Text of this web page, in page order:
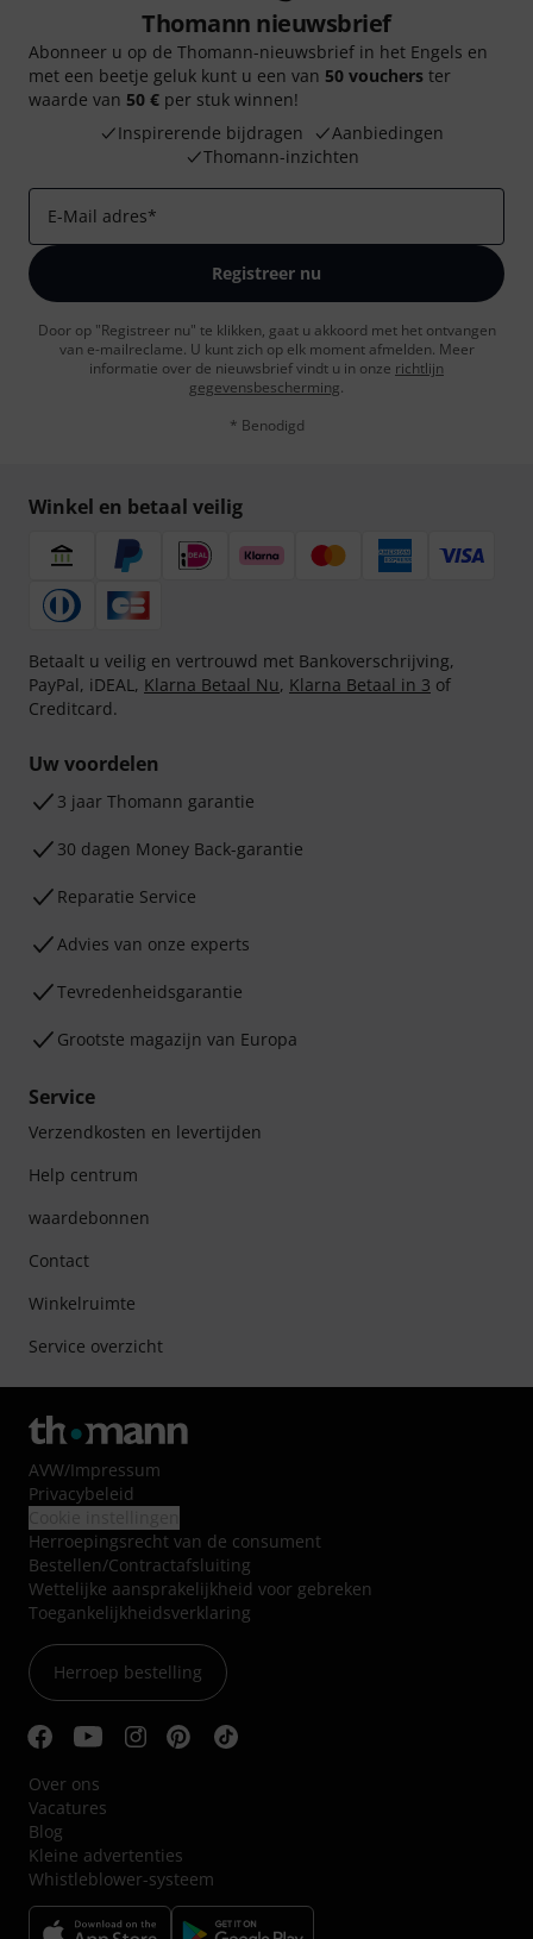
Thomann nieuwsbrief
Abonneer u op de Thomann-nieuwsbrief in het Engels en
met een beetje geluk kunt u een van 50 vouchers ter
waarde van 50 € per stuk winnen!
Inspirerende bijdragen
Aanbiedingen
Thomann-inzichten
E-Mail adres*
Registreer nu
Door op "Registreer nu" te klikken, gaat u akkoord met het ontvangen
van e-mailreclame. U kunt zich op elk moment afmelden. Meer
informatie over de nieuwsbrief vindt u in onze richtlijn
gegevensbescherming.
* Benodigd
Winkel en betaal veilig
Betaalt u veilig en vertrouwd met Bankoverschrijving,
PayPal, iDEAL, Klarna Betaal Nu, Klarna Betaal in 3 of
Creditcard.
Uw voordelen
3 jaar Thomann garantie
30 dagen Money Back-garantie
Reparatie Service
Advies van onze experts
Tevredenheidsgarantie
Grootste magazijn van Europa
Service
Verzendkosten en levertijden
Help centrum
waardebonnen
Contact
Winkelruimte
Service overzicht
AVW/Impressum
Privacybeleid
Herroepingsrecht van de consument
Bestellen/Contractafsluiting
Wettelijke aansprakelijkheid voor gebreken
Toegankelijkheidsverklaring
Herroep bestelling
Over ons
Vacatures
Blog
Kleine advertenties
Whistleblower-systeem